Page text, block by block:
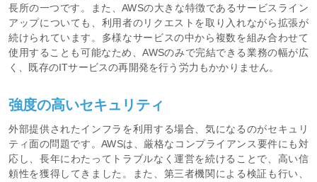
長所の一つです。また、AWSの大きな特徴であるサービスライン
アップについても、利用者のリクエストを取り入れながら拡張が
続けられています。多様なサービスの中から複数を組み合わせて
使用することも可能なため、AWSのみで完結できる業務の幅が広
く、既存のITサービスの再開発を行う労力もかかりません。
強度の高いセキュリティ
外部提供されたインフラを利用する場合、気になるのがセキュリ
ティ面の問題です。AWSは、厳格なコンプライアンス要件にも対
応し、長年にわたってトラブルなく運営を続けることで、高い信
頼性を獲得してきました。また、第三者機関による検証も行い、